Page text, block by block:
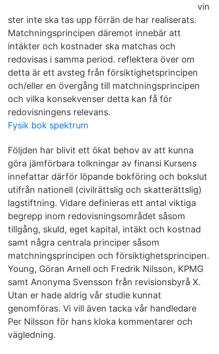
vin
ster inte ska tas upp förrän de har realiserats.
Matchningsprincipen däremot innebär att
intäkter och kostnader ska matchas och
redovisas i samma period. reflektera över om
detta är ett avsteg från försiktighetsprincipen
och/eller en övergång till matchningsprincipen
och vilka konsekvenser detta kan få för
redovisningens relevans.
Fysik bok spektrum
Följden har blivit ett ökat behov av att kunna
göra jämförbara tolkningar av finansi Kursens
innefattar därför löpande bokföring och bokslut
utifrån nationell (civilrättslig och skatterättslig)
lagstiftning. Vidare definieras ett antal viktiga
begrepp inom redovisningsområdet såsom
tillgång, skuld, eget kapital, intäkt och kostnad
samt några centrala principer såsom
matchningsprincipen och försiktighetsprincipen.
Young, Göran Arnell och Fredrik Nilsson, KPMG
samt Anonyma Svensson från revisionsbyrå X.
Utan er hade aldrig vår studie kunnat
genomföras. Vi vill även tacka vår handledare
Per Nilsson för hans kloka kommentarer och
vägledning.